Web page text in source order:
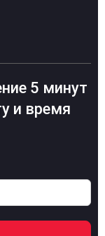
5 минут
и время